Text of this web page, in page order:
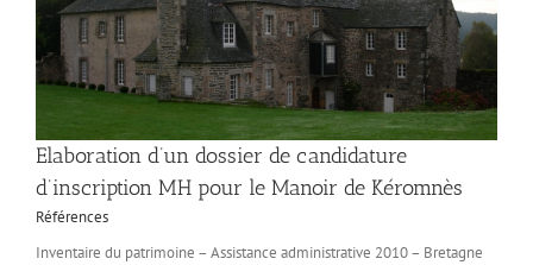
Elaboration d’un dossier de candidature
d’inscription MH pour le Manoir de Kéromnès
Références
Inventaire du patrimoine – Assistance administrative 2010 – Bretagne